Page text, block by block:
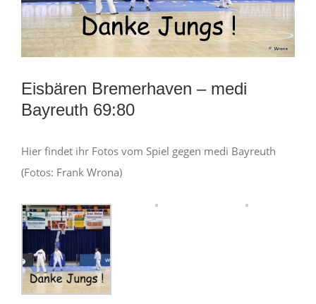
Eisbären Bremerhaven – medi
Bayreuth 69:80
Hier findet ihr Fotos vom Spiel gegen medi Bayreuth
(Fotos: Frank Wrona)